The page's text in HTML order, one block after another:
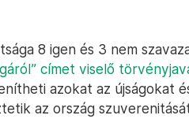
8 igen és 3 nem
címet viselő
azokat az újságokat
az ország